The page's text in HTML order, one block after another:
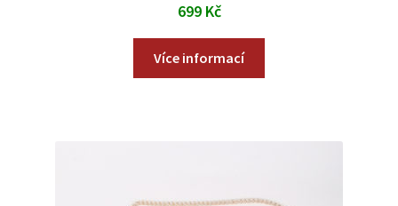
699 Kč
Více informací